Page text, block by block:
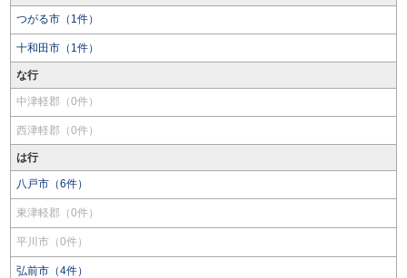
つがる市（1件）
十和田市（1件）
な行
中津軽郡（0件）
西津軽郡（0件）
は行
八戸市（6件）
東津軽郡（0件）
平川市（0件）
弘前市（4件）